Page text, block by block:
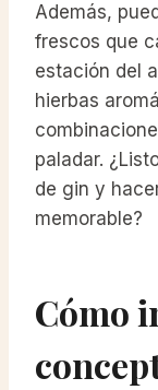
Además,
frescos que
estación del
hierbas
paladar.
de gin y
memorable?
Cómo